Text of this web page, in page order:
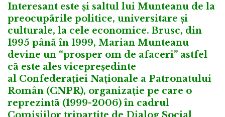
Interesant este și saltul lui Munteanu de la
preocupãrile politice, universitare și
culturale, la cele economice. Brusc, din
1995 pânã în 1999, Marian Munteanu
devine un “prosper om de afaceri” astfel
cã este ales vicepreședinte
al Confederației Naționale a Patronatului
Român (CNPR), organizație pe care o
reprezintã (1999-2006) în cadrul